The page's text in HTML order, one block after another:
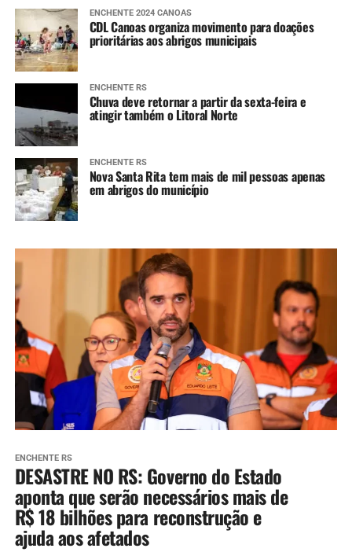
ENCHENTE 2024 CANOAS
CDL Canoas organiza movimento para doações
prioritárias aos abrigos municipais
ENCHENTE RS
Chuva deve retornar a partir da sexta-feira e
atingir também o Litoral Norte
ENCHENTE RS
Nova Santa Rita tem mais de mil pessoas apenas
em abrigos do município
ENCHENTE RS
DESASTRE NO RS: Governo do Estado
aponta que serão necessários mais de
R$ 18 bilhões para reconstrução e
ajuda aos afetados